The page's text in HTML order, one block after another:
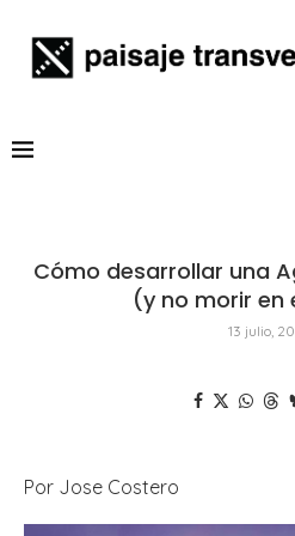
Cómo desarrollar una
(y no morir en
13 julio,
Por Jose Costero